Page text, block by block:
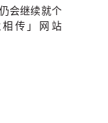
会继续就个
传」网站